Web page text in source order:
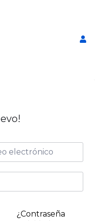
¿Contraseña
con
+ ADD